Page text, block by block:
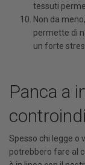
tessuti
Non da
permette di
un forte
Panca a
Spesso chi legge o
potrebbero fare al